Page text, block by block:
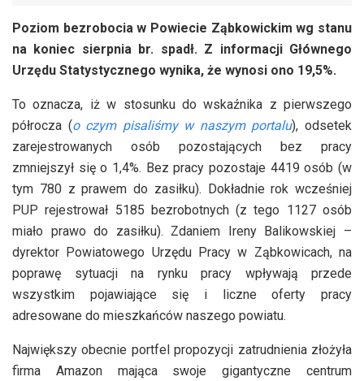
Poziom bezrobocia w Powiecie Ząbkowickim wg stanu
na koniec sierpnia br. spadł. Z informacji Głównego
Urzędu Statystycznego wynika, że wynosi ono 19,5%.
To oznacza, iż w stosunku do wskaźnika z pierwszego
półrocza (o czym pisaliśmy w naszym portalu), odsetek
zarejestrowanych osób pozostających bez pracy
zmniejszył się o 1,4%. Bez pracy pozostaje 4419 osób (w
tym 780 z prawem do zasiłku). Dokładnie rok wcześniej
PUP rejestrował 5185 bezrobotnych (z tego 1127 osób
miało prawo do zasiłku). Zdaniem Ireny Balikowskiej –
dyrektor Powiatowego Urzędu Pracy w Ząbkowicach, na
poprawę sytuacji na rynku pracy wpływają przede
wszystkim pojawiające się i liczne oferty pracy
adresowane do mieszkańców naszego powiatu.
Największy obecnie portfel propozycji zatrudnienia złożyła
firma Amazon mająca swoje gigantyczne centrum